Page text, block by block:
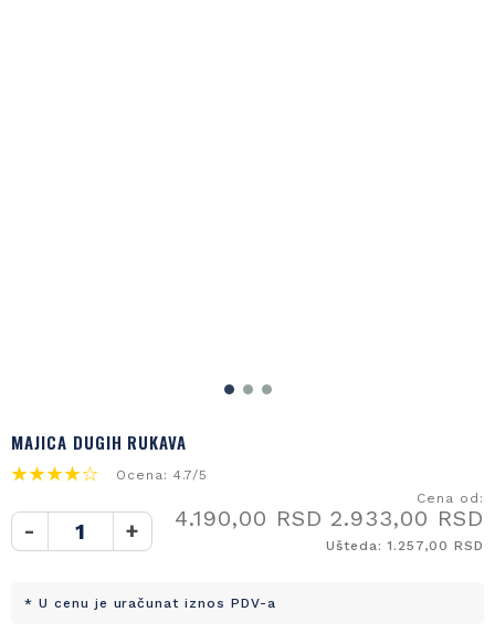
MAJICA DUGIH RUKAVA
Ocena: 4.7/5
- +
Cena od:
4.190,00 RSD2.933,00 RSD
Ušteda: 1.257,00 RSD
* U cenu je uračunat iznos PDV-a